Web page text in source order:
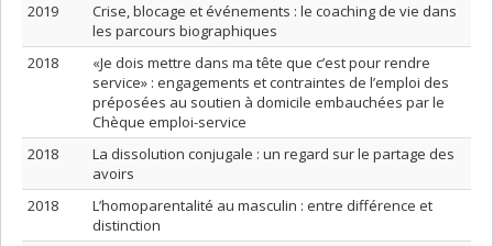
2019
Crise, blocage et événements : le coaching de vie dans
les parcours biographiques
2018
«Je dois mettre dans ma tête que c’est pour rendre
service» : engagements et contraintes de l’emploi des
préposées au soutien à domicile embauchées par le
Chèque emploi-service
2018
La dissolution conjugale : un regard sur le partage des
avoirs
2018
L’homoparentalité au masculin : entre différence et
distinction